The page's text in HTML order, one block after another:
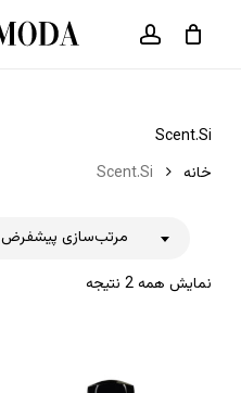
حساب کاربری
سبد خرید
Scent.Si
خانه
Scent.Si
نمایش همه 2 نتیجه
مرتب‌سازی پیشفرض
بستن